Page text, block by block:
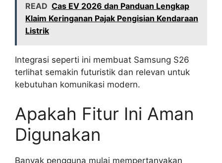
READ Cas EV 2026 dan Panduan Lengkap
Klaim Keringanan Pajak Pengisian Kendaraan
Listrik
Integrasi seperti ini membuat Samsung S26
terlihat semakin futuristik dan relevan untuk
kebutuhan komunikasi modern.
Apakah Fitur Ini Aman
Digunakan
Banyak pengguna mulai mempertanyakan